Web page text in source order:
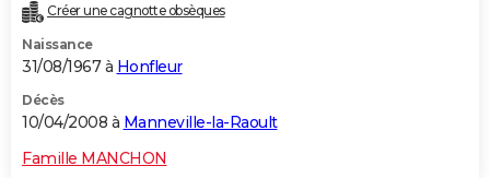
Créer une cagnotte obsèques
Naissance
31/08/1967 à Honfleur
Décès
10/04/2008 à Manneville-la-Raoult
Famille MANCHON